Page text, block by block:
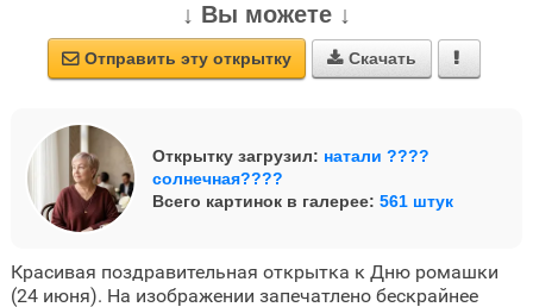
↓ Вы можете ↓
 Отправить эту открытку  Скачать 
Открытку загрузил: натали ????
солнечная????
Всего картинок в галерее: 561 штук
Красивая поздравительная открытка к Дню ромашки
(24 июня). На изображении запечатлено бескрайнее